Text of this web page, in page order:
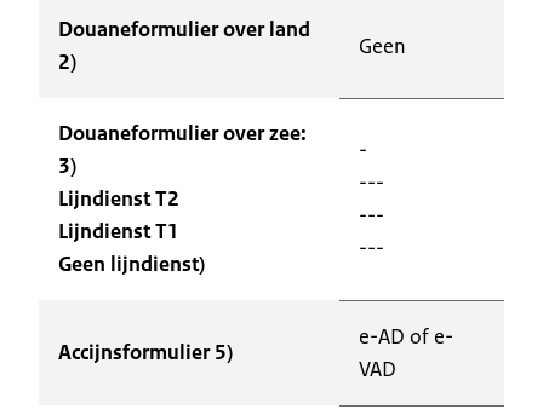
Douaneformulier over land
2)
Geen
Douaneformulier over zee:
3)
Lijndienst T2
Lijndienst T1
Geen lijndienst)
-
---
---
---
Accijnsformulier 5)
e-AD of e-
VAD